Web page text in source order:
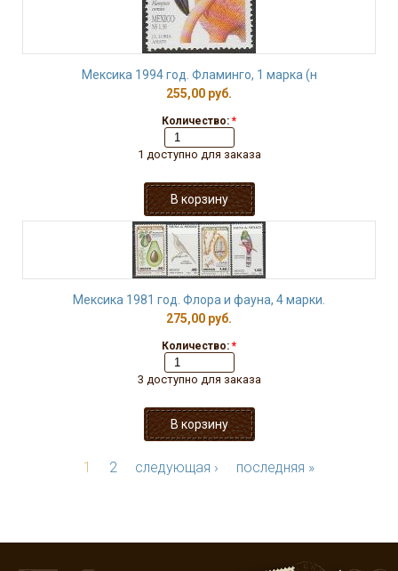
Мексика 1994 год. Фламинго, 1 марка (н
255,00 руб.
Количество: *
1 доступно для заказа
Мексика 1981 год. Флора и фауна, 4 марки.
275,00 руб.
Количество: *
3 доступно для заказа
1 2 следующая › последняя »